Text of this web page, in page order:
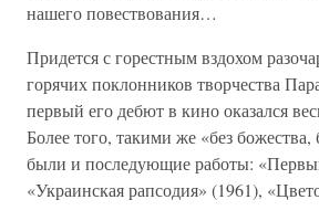
нашего повествования…
Придется с горестным вздохом
горячих поклонников творчества
первый его дебют в кино оказался
Более того, такими же «без божества,
были и последующие работы:
«Украинская рапсодия» (1961),